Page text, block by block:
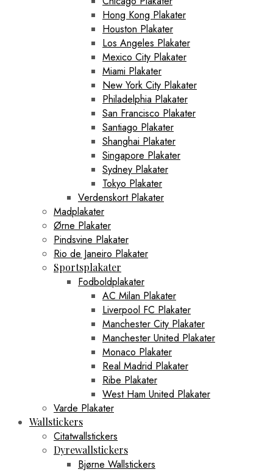
Hong Kong Plakater
Houston Plakater
Los Angeles Plakater
Mexico City Plakater
Miami Plakater
New York City Plakater
Philadelphia Plakater
San Francisco Plakater
Santiago Plakater
Shanghai Plakater
Singapore Plakater
Sydney Plakater
Tokyo Plakater
Verdenskort Plakater
Madplakater
Ørne Plakater
Pindsvine Plakater
Rio de Janeiro Plakater
Sportsplakater
Fodboldplakater
AC Milan Plakater
Liverpool FC Plakater
Manchester City Plakater
Manchester United Plakater
Monaco Plakater
Real Madrid Plakater
Ribe Plakater
West Ham United Plakater
Varde Plakater
Wallstickers
Citatwallstickers
Dyrewallstickers
Bjørne Wallstickers